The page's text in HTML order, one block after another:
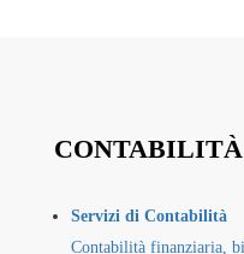
Servizi di Contabilità
Contabilità finanziaria,